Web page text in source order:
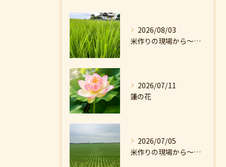
2026/08/03
米作りの現場から〜猛暑の中の米
2026/07/11
蓮の花
2026/07/05
米作りの現場から〜分けつのはじまり